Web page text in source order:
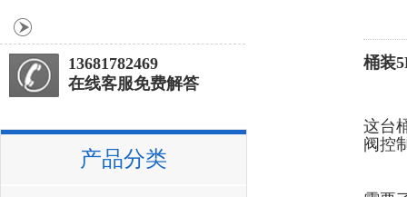
桶装
这台
阀控
13681782469
在线客服免费解答
产品分类